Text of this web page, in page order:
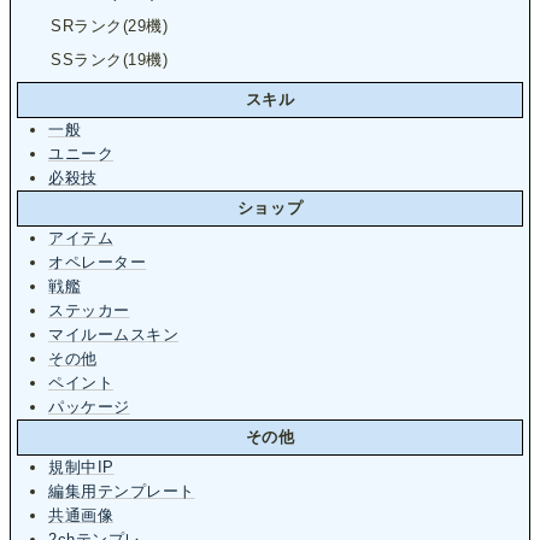
SRランク(29機)
SSランク(19機)
スキル
一般
ユニーク
必殺技
ショップ
アイテム
オペレーター
戦艦
ステッカー
マイルームスキン
その他
ペイント
パッケージ
その他
規制中IP
編集用テンプレート
共通画像